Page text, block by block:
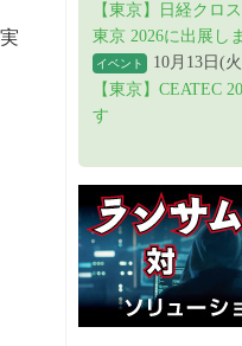
【東京】日経クロ
東京 2026に出展し
イベント
10月13日(
【東京】CEATEC
す